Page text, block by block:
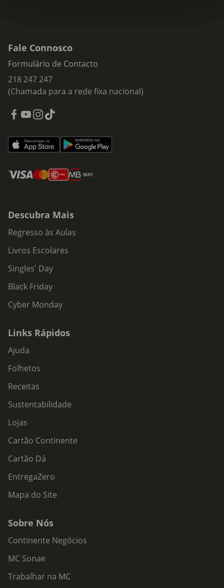
Fale Connosco
Formulário de Contacto
218 247 247
(Chamada para a rede fixa nacional)
Descubra Mais
Regresso às Aulas
Livros Escolares
Singles' Day
Black Friday
Cyber Monday
Links Rápidos
Ajuda
Folhetos
Receitas
Sustentabilidade
Lojas
Cartão Continente
Cartão Dá
EntregaZero
Mapa do Site
Sobre Nós
Continente Negócios
MC Sonae
Trabalhar na MC